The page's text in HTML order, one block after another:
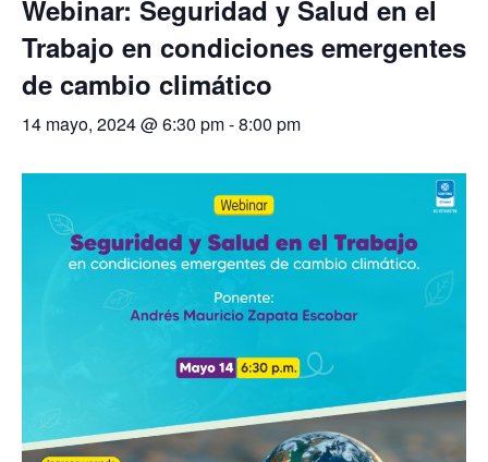
Webinar: Seguridad y Salud en el
Trabajo en condiciones emergentes
de cambio climático
14 mayo, 2024 @ 6:30 pm-8:00 pm